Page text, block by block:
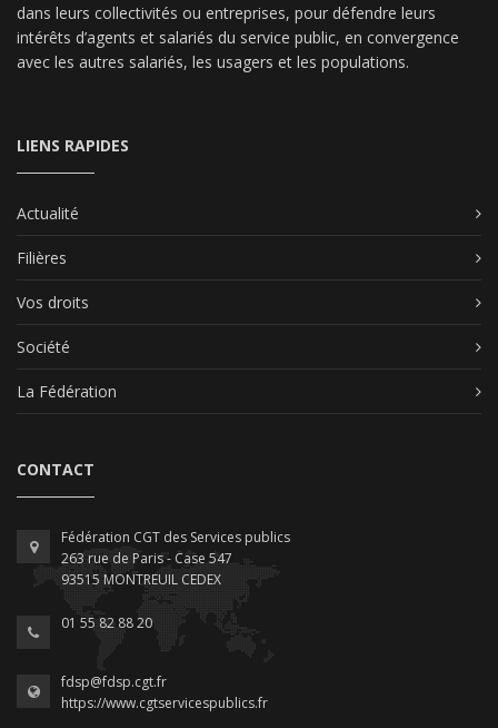
dans leurs collectivités ou entreprises, pour défendre leurs
intérêts d’agents et salariés du service public, en convergence
avec les autres salariés, les usagers et les populations.
LIENS RAPIDES
Actualité
Filières
Vos droits
Société
La Fédération
CONTACT
Fédération CGT des Services publics
263 rue de Paris - Case 547
93515 MONTREUIL CEDEX
01 55 82 88 20
fdsp@fdsp.cgt.fr
https://www.cgtservicespublics.fr